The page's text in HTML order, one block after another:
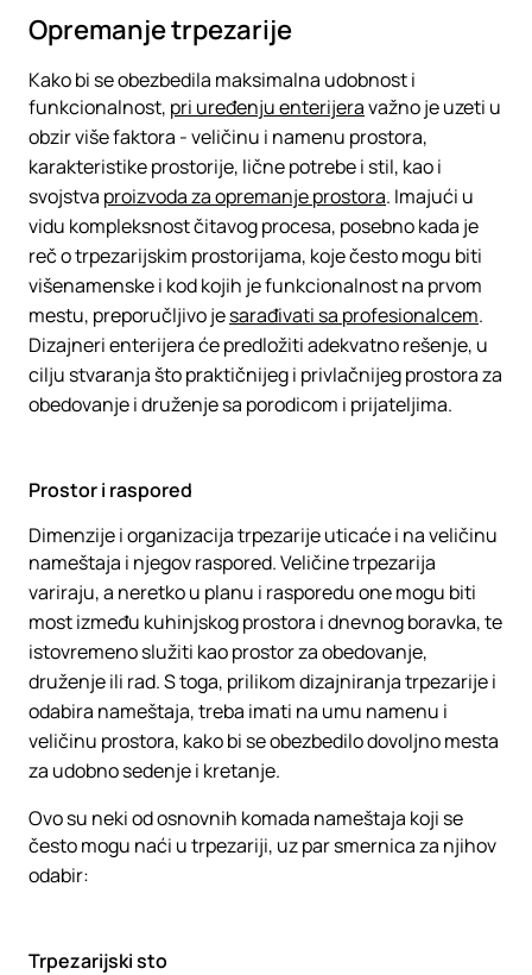
Opremanje trpezarije
Kako bi se obezbedila maksimalna udobnost i
funkcionalnost, pri uređenju enterijeravažno je uzeti u
obzir više faktora - veličinu i namenu prostora,
karakteristike prostorije, lične potrebe i stil, kao i
svojstva proizvoda za opremanje prostora. Imajući u
vidu kompleksnost čitavog procesa, posebno kada je
reč o trpezarijskim prostorijama, koje često mogu biti
višenamenske i kod kojih je funkcionalnost na prvom
mestu, preporučljivo jesarađivati sa profesionalcem.
Dizajneri enterijera će predložiti adekvatno rešenje, u
cilju stvaranja što praktičnijeg i privlačnijeg prostora za
obedovanje i druženje sa porodicom i prijateljima.
Prostor i raspored
Dimenzije i organizacija trpezarije uticaće i na veličinu
nameštaja i njegov raspored. Veličine trpezarija
variraju, a neretko u planu i rasporedu one mogu biti
most između kuhinjskog prostora i dnevnog boravka, te
istovremeno služiti kao prostor za obedovanje,
druženje ili rad. S toga, prilikom dizajniranja trpezarije i
odabira nameštaja, treba imati na umu namenu i
veličinu prostora, kako bi se obezbedilo dovoljno mesta
za udobno sedenje i kretanje.
Ovo su neki od osnovnih komada nameštaja koji se
često mogu naći u trpezariji, uz par smernica za njihov
odabir:
Trpezarijski sto